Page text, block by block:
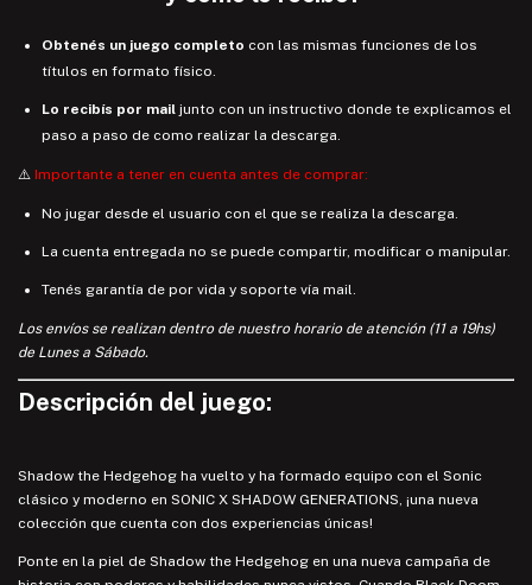
Obtenés un juego completo con las mismas funciones de los
títulos en formato físico.
Lo recibís por mail junto con un instructivo donde te explicamos el
paso a paso de como realizar la descarga.
⚠️ Importante a tener en cuenta antes de comprar:
No jugar desde el usuario con el que se realiza la descarga.
La cuenta entregada no se puede compartir, modificar o manipular.
Tenés garantía de por vida y soporte vía mail.
Los envíos se realizan dentro de nuestro horario de atención (11 a 19hs)
de Lunes a Sábado.
Descripción del juego:
Shadow the Hedgehog ha vuelto y ha formado equipo con el Sonic
clásico y moderno en SONIC X SHADOW GENERATIONS, ¡una nueva
colección que cuenta con dos experiencias únicas!
Ponte en la piel de Shadow the Hedgehog en una nueva campaña de